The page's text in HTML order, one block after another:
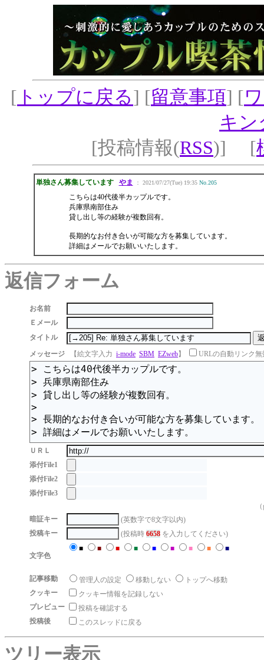
[ トップに戻る] [留意事項] [
キン
[投稿情報(RSS)] [
単独さん募集しています やま ： 2021/07/27(Tue) 19:35 No.205
こちらは40代後半カップルです。
兵庫県南部住み
貸し出し等の経験が複数回有。
長期的なお付き合いが可能な方を募集しています。
詳細はメールでお願いいたします。
返信フォーム
お名前
Ｅメール
タイトル
メッセージ
【絵文字入力 i-mode SBM EZweb】 URLの自動リンク無
ＵＲＬ
添付File1
添付File2
添付File3
暗証キー
(英数字で8文字以内)
投稿キー
(投稿時 6658 を入力してください)
文字色
■ ■ ■ ■ ■ ■ ■ ■ ■
記事移動 管理人の設定 移動しない
トップへ移動
クッキー
クッキー情報を記録しない
プレビュー
投稿を確認する
投稿後
このスレッドに戻る
ツリー表示